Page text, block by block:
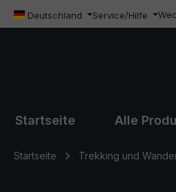
Hauptinhalt springen
Zur Suche springen
Zur Hauptnavigation
Deutschland Service/Hilfe
Startseite Alle
Startseite Trekking und